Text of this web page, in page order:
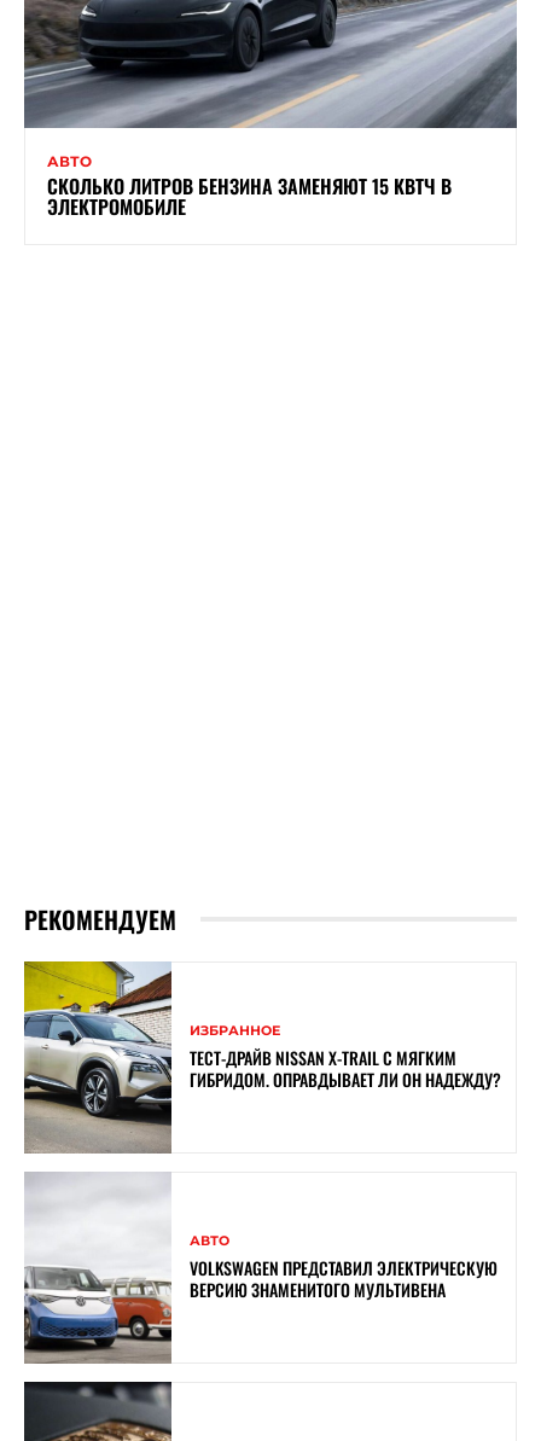
АВТО
СКОЛЬКО ЛИТРОВ БЕНЗИНА ЗАМЕНЯЮТ 15 КВТЧ В
ЭЛЕКТРОМОБИЛЕ
РЕКОМЕНДУЕМ
ИЗБРАННОЕ
ТЕСТ-ДРАЙВ NISSAN X-TRAIL С МЯГКИМ
ГИБРИДОМ. ОПРАВДЫВАЕТ ЛИ ОН НАДЕЖДУ?
АВТО
VOLKSWAGEN ПРЕДСТАВИЛ ЭЛЕКТРИЧЕСКУЮ
ВЕРСИЮ ЗНАМЕНИТОГО МУЛЬТИВЕНА